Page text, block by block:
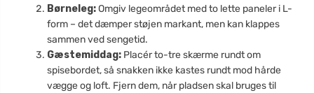
Børneleg:Omgiv legeområdet med to lette paneler i L-
form – det dæmper støjen markant, men kan klappes
sammen ved sengetid.
Gæstemiddag: Placér to-tre skærme rundt om
spisebordet, så snakken ikke kastes rundt mod hårde
vægge og loft. Fjern dem, når pladsen skal bruges til